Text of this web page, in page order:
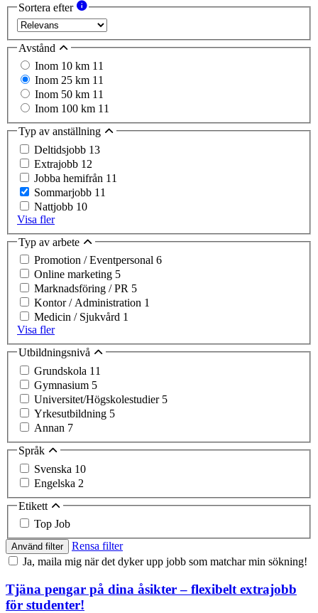
Sortera efter
Avstånd
Inom 10 km 11
Inom 25 km 11
Inom 50 km 11
Inom 100 km 11
Typ av anställning
Deltidsjobb 13
Extrajobb 12
Jobba hemifrån 11
Sommarjobb 11
Nattjobb 10
Visa fler
Typ av arbete
Promotion / Eventpersonal 6
Online marketing 5
Marknadsföring / PR 5
Kontor / Administration 1
Medicin / Sjukvård 1
Visa fler
Utbildningsnivå
Grundskola 11
Gymnasium 5
Universitet/Högskolestudier 5
Yrkesutbildning 5
Annan 7
Språk
Svenska 10
Engelska 2
Etikett
Top Job
Använd filter
Rensa filter
Ja, maila mig när det dyker upp jobb som matchar min sökning!
Tjäna pengar på dina åsikter – flexibelt extrajobb
för studenter!